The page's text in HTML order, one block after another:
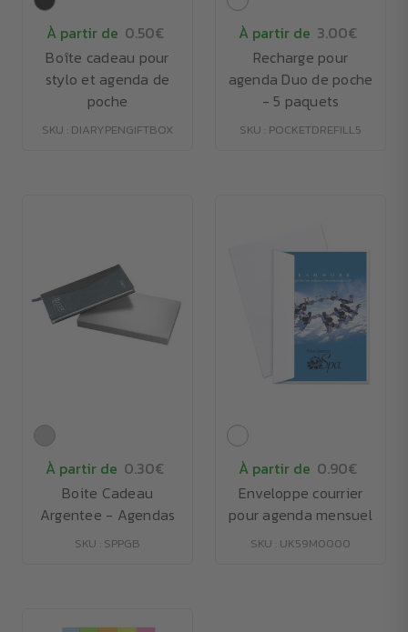
À partir de 0.50€
Boîte cadeau pour
stylo et agenda de
poche
SKU : DIARYPENGIFTBOX
À partir de 3.00€
Recharge pour
agenda Duo de poche
- 5 paquets
SKU : POCKETDREFILL5
À partir de 0.30€
Boite Cadeau
Argentee - Agendas
SKU : SPPGB
À partir de 0.90€
Enveloppe courrier
pour agenda mensuel
SKU : UK59M0000